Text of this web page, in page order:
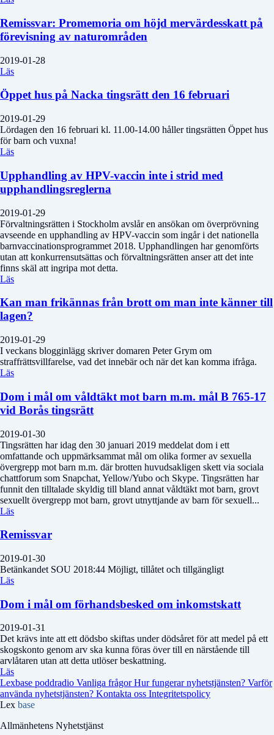
Remissvar: Promemoria om höjd mervärdesskatt på
förevisning av naturområden
2019-01-28
Läs
Öppet hus på Nacka tingsrätt den 16 februari
2019-01-29
Lördagen den 16 februari kl. 11.00-14.00 håller tingsrätten Öppet hus
för barn och vuxna!
Läs
Upphandling av HPV-vaccin inte i strid med
upphandlingsreglerna
2019-01-29
Förvaltningsrätten i Stockholm avslår en ansökan om överprövning
avseende en upphandling av HPV-vaccin som ingår i det nationella
barnvaccinationsprogrammet 2018. Upphandlingen har genomförts
utan att konkurrensutsättas och förvaltningsrätten anser att det inte
finns skäl att ingripa mot detta.
Läs
Kan man frikännas från brott om man inte känner till
lagen?
2019-01-29
I veckans blogginlägg skriver domaren Peter Grym om
straffrättsvillfarelse, vad det innebär och när det kan komma ifråga.
Läs
Dom i mål om våldtäkt mot barn m.m. mål B 765-17
vid Borås tingsrätt
2019-01-30
Tingsrätten har idag den 30 januari 2019 meddelat dom i ett
omfattande och uppmärksammat mål om olika former av sexuella
övergrepp mot barn m.m. där brotten huvudsakligen skett via sociala
chattforum som Snapchat, Yellow/Yubo och Skype. Tingsrätten har
funnit den tilltalade skyldig till bland annat våldtäkt mot barn, grovt
sexuellt övergrepp mot barn, grovt utnyttjande av barn för sexuell...
Läs
Remissvar
2019-01-30
Betänkandet SOU 2018:44 Möjligt, tillåtet och tillgängligt
Läs
Dom i mål om förhandsbesked om inkomstskatt
2019-01-31
Det krävs inte att ett dödsbo skiftas under dödsåret för att medel på ett
skogskonto genom arv ska kunna föras över till en närstående till
arvlåtaren utan att detta utlöser beskattning.
Läs
Lexbase poddradio Vanliga frågorHur fungerar nyhetstjänsten? Varför
använda nyhetstjänsten? Kontakta oss Integritetspolicy
Lex base
Allmänhetens Nyhetstjänst